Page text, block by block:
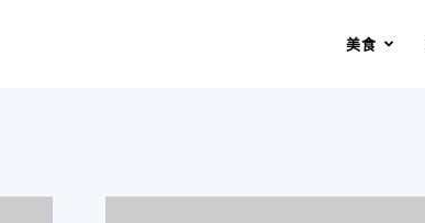
美食